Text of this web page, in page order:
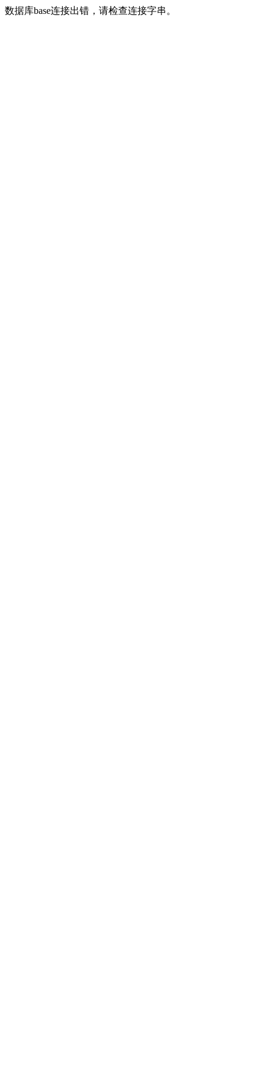
数据库base连接出错，请检查连接字串。